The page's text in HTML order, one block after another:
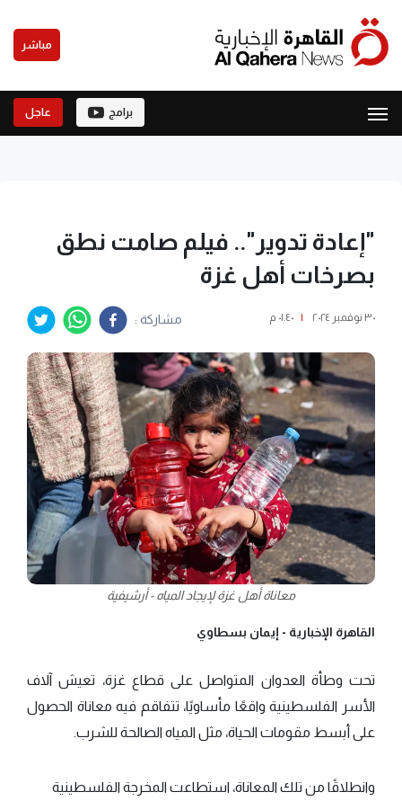
مباشر
برامج عاجل
"إعادة تدوير".. فيلم صامت نطق
بصرخات أهل غزة
٣٠ نوفمبر ٢٠٢٤ | ٠١:٤٠ م مشاركة :
معاناة أهل غزة لإيجاد المياه - أرشيفية
القاهرة الإخبارية - إيمان بسطاوي
تحت وطأة العدوان المتواصل على قطاع غزة، تعيش آلاف
الأسر الفلسطينية واقعًا مأساويًا، تتفاقم فيه معاناة الحصول
على أبسط مقومات الحياة، مثل المياه الصالحة للشرب.
وانطلاقًا من تلك المعاناة، استطاعت المخرجة الفلسطينية